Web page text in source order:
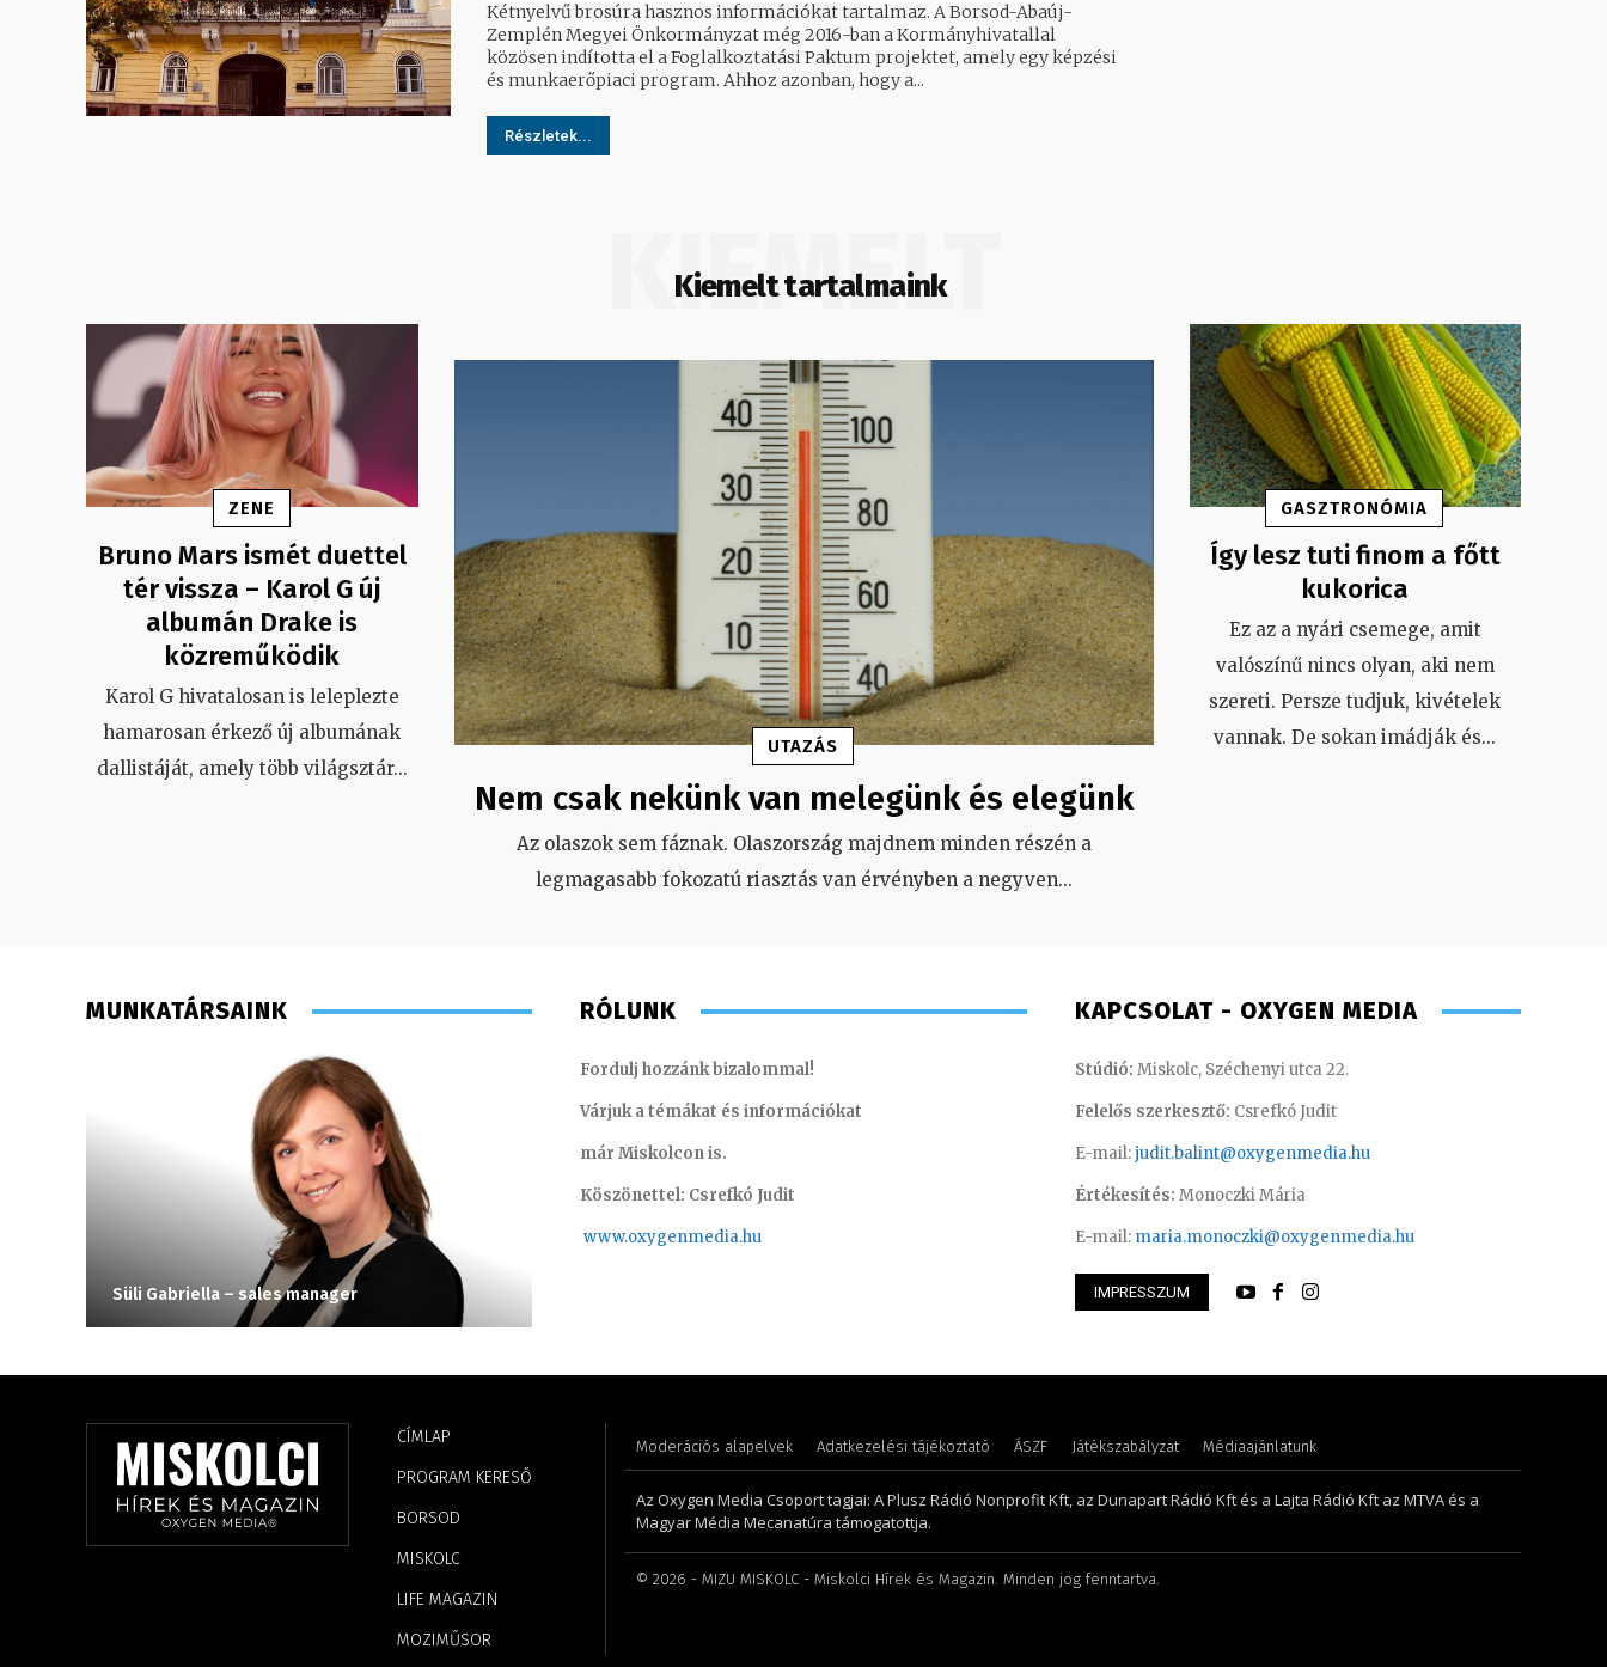
Kétnyelvű brosúra hasznos információkat tartalmaz. A Borsod-Abaúj-
Zemplén Megyei Önkormányzat még 2016-ban a Kormányhivatallal
közösen indította el a Foglalkoztatási Paktum projektet, amely egy képzési
és munkaerőpiaci program. Ahhoz azonban, hogy a...
Részletek...
Kiemelt tartalmaink
KIEMELT
ZENE
Bruno Mars ismét duettel
tér vissza – Karol G új
albumán Drake is
közreműködik
Karol G hivatalosan is leleplezte
hamarosan érkező új albumának
dallistáját, amely több világsztár...
UTAZÁS
Nem csak nekünk van melegünk és elegünk
Az olaszok sem fáznak. Olaszország majdnem minden részén a
legmagasabb fokozatú riasztás van érvényben a negyven...
GASZTRONÓMIA
Így lesz tuti finom a főtt
kukorica
Ez az a nyári csemege, amit
valószínű nincs olyan, aki nem
szereti. Persze tudjuk, kivételek
vannak. De sokan imádják és...
MUNKATÁRSAINK
Süli Gabriella – sales manager Kis Gábor – műsorvezető, riporter
RÓLUNK
Fordulj hozzánk bizalommal!
Várjuk a témákat és információkat
már Miskolcon is.
Köszönettel: Csrefkó Judit
www.oxygenmedia.hu
KAPCSOLAT - OXYGEN MEDIA
Stúdió: Miskolc, Széchenyi utca 22.
Felelős szerkesztő: Csrefkó Judit
E-mail:judit.balint@oxygenmedia.hu
Értékesítés: Monoczki Mária
E-mail: maria.monoczki@oxygenmedia.hu
IMPRESSZUM
CÍMLAP
PROGRAM KERESŐ
BORSOD
MISKOLC
LIFE MAGAZIN
MOZIMŰSOR
Moderációs alapelvek Adatkezelési tájékoztató ÁSZF Játékszabályzat Médiaajánlatunk
Az Oxygen Media Csoport tagjai: A Plusz Rádió Nonprofit Kft, az Dunapart Rádió Kft és a Lajta Rádió Kft az MTVA és a
Magyar Média Mecanatúra támogatottja.
© 2026 - MIZU MISKOLC - Miskolci Hírek és Magazin. Minden jog fenntartva.